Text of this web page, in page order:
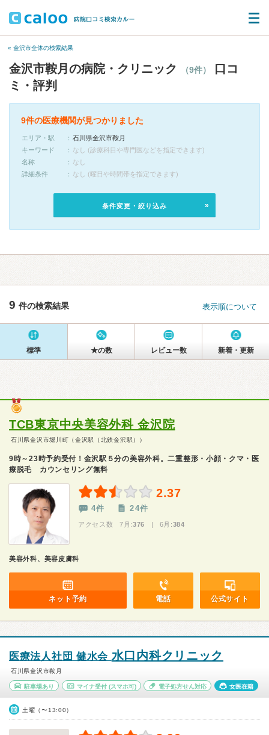
« 金沢市全体の検索結果
金沢市鞍月の病院・クリニック （9件）
口コ
ミ・評判
9件の医療機関が見つかりました
エリア・駅
石川県金沢市鞍月
キーワード
なし (診療科目や専門医などを指定できます)
名称
なし
詳細条件
なし (曜日や時間帯を指定できます)
条件変更・絞り込み
9 件の検索結果 表示順について
標準 ★の数 レビュー数 新着・更新
TCB東京中央美容外科 金沢院
石川県金沢市堀川町（金沢駅（北鉄金沢駅））
9時～23時予約受付！金沢駅５分の美容外科。二重整形・小顔・クマ・医
療脱毛 カウンセリング無料
2.37
4件 24件
アクセス数 7月:376 | 6月:384
美容外科、美容皮膚科
ネット予約 電話 公式サイト
医療法人社団 健水会 水口内科クリニック
石川県金沢市鞍月
駐車場あり マイナ受付(スマホ可) 電子処方せん対応 女医在籍
土曜（〜13:00）